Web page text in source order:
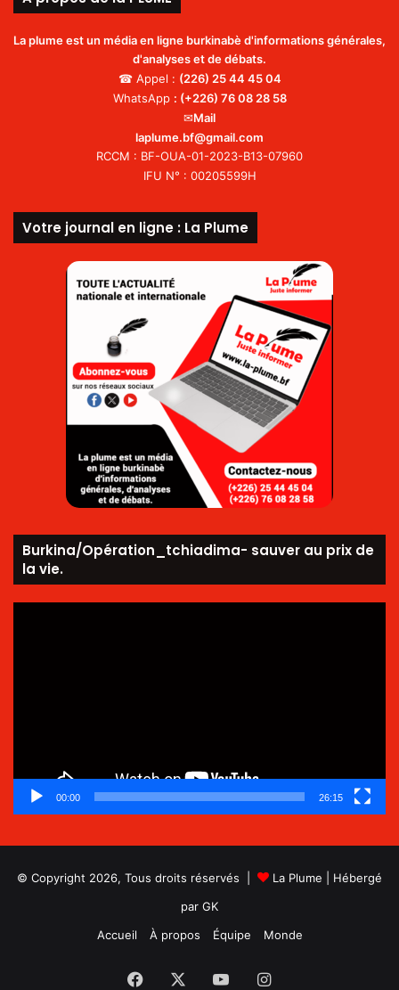
La plume est un média en ligne burkinabè d'informations générales,
d'analyses et de débats.
☎ Appel : (226) 25 44 45 04
WhatsApp : (+226) 76 08 28 58
✉Mail
laplume.bf@gmail.com
RCCM : BF-OUA-01-2023-B13-07960
IFU N° : 00205599H
Votre journal en ligne : La Plume
Burkina/Opération_tchiadima- sauver au prix de
la vie.
00:00 26:15
© Copyright 2026, Tous droits réservés | La Plume | Hébergé
par GK
Accueil
À propos Équipe Monde
Facebook YouTubeInstagram